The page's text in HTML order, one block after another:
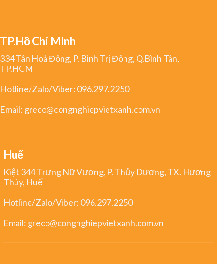
TP.Hồ Chí Minh
334 Tân Hoà Đông, P. Bình Trị Đông, Q.Bình Tân,
TP.HCM
Hotline/Zalo/Viber: 096.297.2250
Email: greco@congnghiepvietxanh.com.vn
Huế
Kiệt 344 Trưng Nữ Vương, P. Thủy Dương, TX. Hương
Thủy, Huế
Hotline/Zalo/Viber: 096.297.2250
Email: greco@congnghiepvietxanh.com.vn